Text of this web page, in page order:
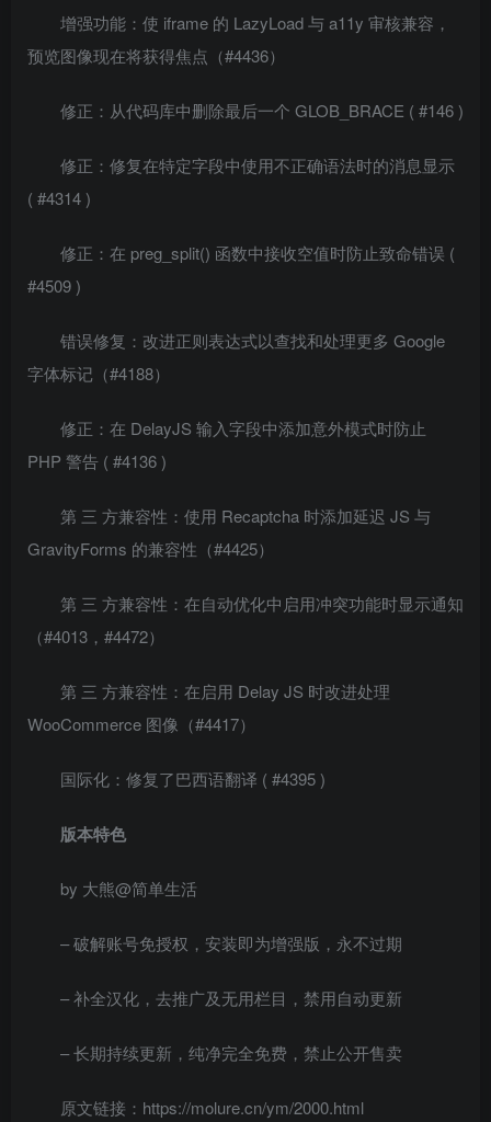
增强功能：使 iframe 的 LazyLoad 与 a11y 审核兼容，
预览图像现在将获得焦点（#4436）
修正：从代码库中删除最后一个 GLOB_BRACE ( #146 )
修正：修复在特定字段中使用不正确语法时的消息显示
( #4314 )
修正：在 preg_split() 函数中接收空值时防止致命错误 (
#4509 )
错误修复：改进正则表达式以查找和处理更多 Google
字体标记（#4188）
修正：在 DelayJS 输入字段中添加意外模式时防止
PHP 警告 ( #4136 )
第 三 方兼容性：使用 Recaptcha 时添加延迟 JS 与
GravityForms 的兼容性（#4425）
第 三 方兼容性：在自动优化中启用冲突功能时显示通知
（#4013，#4472）
第 三 方兼容性：在启用 Delay JS 时改进处理
WooCommerce 图像（#4417）
国际化：修复了巴西语翻译 ( #4395 )
版本特色
by 大熊@简单生活
– 破解账号免授权，安装即为增强版，永不过期
– 补全汉化，去推广及无用栏目，禁用自动更新
– 长期持续更新，纯净完全免费，禁止公开售卖
原文链接：https://molure.cn/ym/2000.html